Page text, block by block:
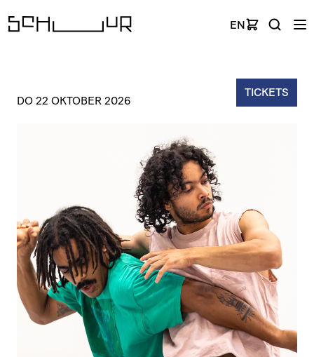
EN
TICKETS
DO 22 OKTOBER 2026